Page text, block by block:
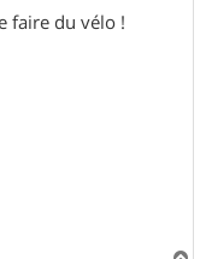
faire du vélo !